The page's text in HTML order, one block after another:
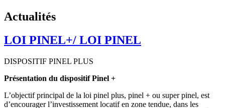
Actualités
LOI PINEL+/ LOI PINEL
DISPOSITIF PINEL PLUS
Présentation du dispositif Pinel +
L’objectif principal de la loi pinel plus, pinel + ou super pinel, est
d’encourager l’investissement locatif en zone tendue, dans les